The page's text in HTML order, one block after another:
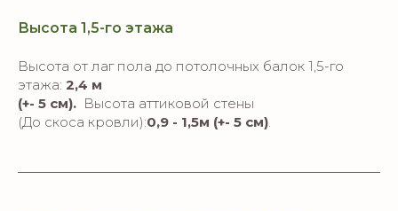
Высота 1,5-го этажа
Высота от лаг пола до потолочных балок 1,5-го
этажа: 2,4 м
(+- 5 см). Высота аттиковой стены
(До скоса кровли):0,9 - 1,5м (+- 5 см).